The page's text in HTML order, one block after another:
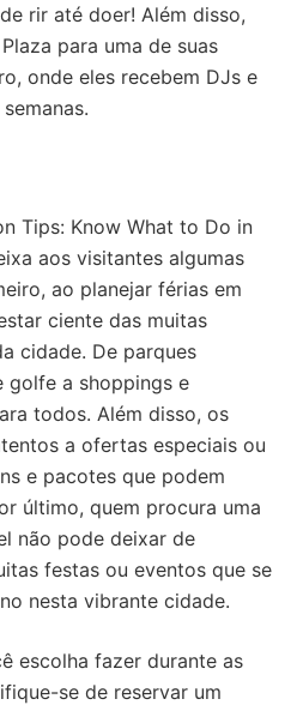
rir até doer! Além disso,
para uma de suas
onde eles recebem DJs e
Tips: Know What to Do in
aos visitantes algumas
ao planejar férias em
ciente das muitas
cidade. De parques
golfe a shoppings e
todos. Além disso, os
a ofertas especiais ou
e pacotes que podem
último, quem procura uma
não pode deixar de
festas ou eventos que se
nesta vibrante cidade.
escolha fazer durante as
se de reservar um